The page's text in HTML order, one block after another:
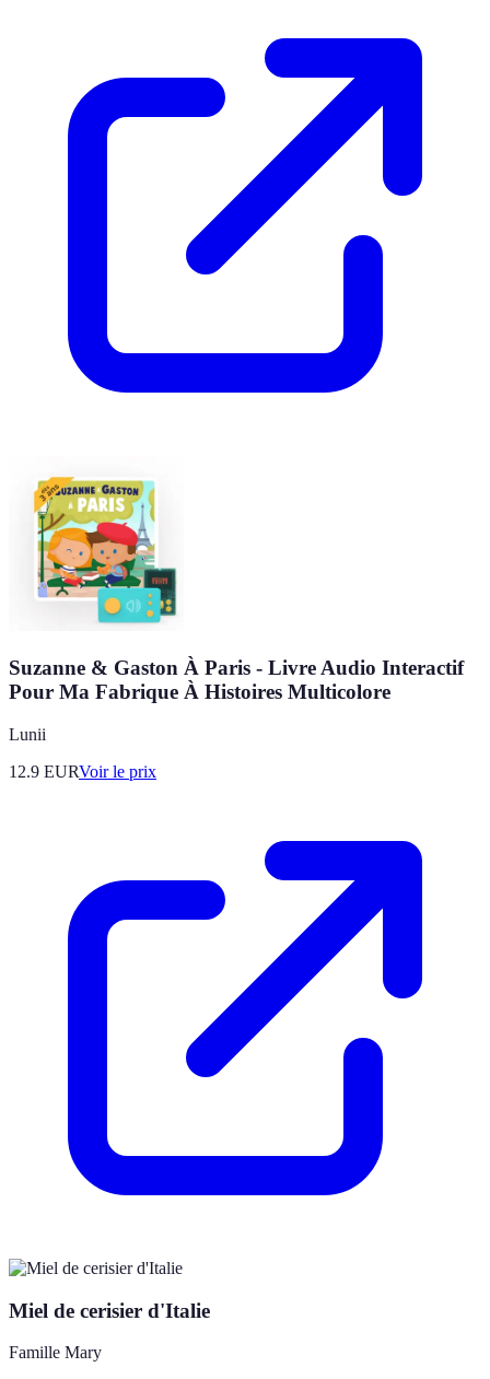
Suzanne & Gaston À Paris - Livre Audio Interactif
Pour Ma Fabrique À Histoires Multicolore
Lunii
12.9 EURVoir le prix
Miel de cerisier d'Italie
Famille Mary